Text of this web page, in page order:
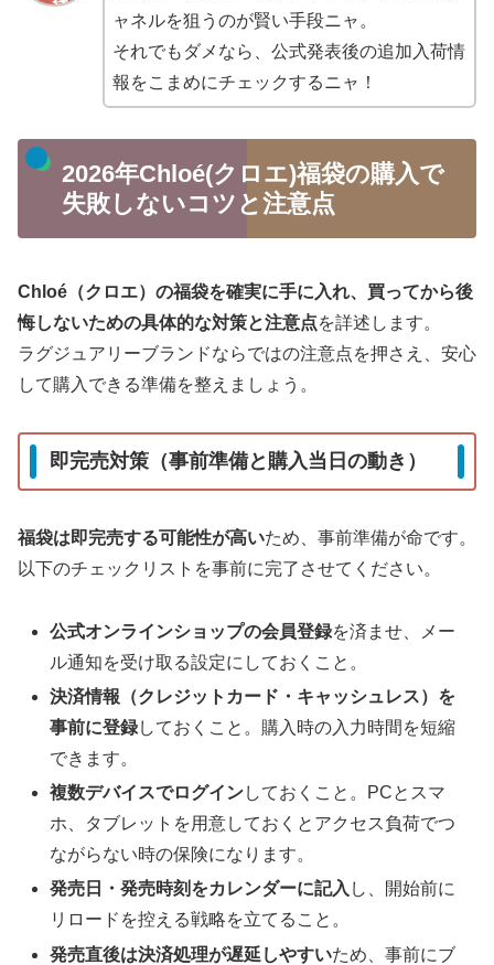
ャネルを狙うのが賢い手段ニャ。
それでもダメなら、公式発表後の追加入荷情
報をこまめにチェックするニャ！
2026年Chloé(クロエ)福袋の購入で
失敗しないコツと注意点
Chloé（クロエ）の福袋を確実に手に入れ、買ってから後
悔しないための具体的な対策と注意点を詳述します。
ラグジュアリーブランドならではの注意点を押さえ、安心
して購入できる準備を整えましょう。
即完売対策（事前準備と購入当日の動き）
福袋は即完売する可能性が高いため、事前準備が命です。
以下のチェックリストを事前に完了させてください。
公式オンラインショップの会員登録を済ませ、メー
ル通知を受け取る設定にしておくこと。
決済情報（クレジットカード・キャッシュレス）を
事前に登録しておくこと。購入時の入力時間を短縮
できます。
複数デバイスでログインしておくこと。PCとスマ
ホ、タブレットを用意しておくとアクセス負荷でつ
ながらない時の保険になります。
発売日・発売時刻をカレンダーに記入 し、開始前に
リロードを控える戦略を立てること。
発売直後は決済処理が遅延しやすいため、事前にブ